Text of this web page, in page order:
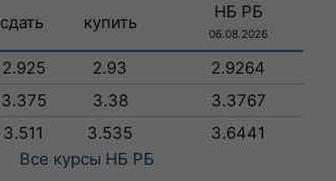
сдать купить
НБ РБ
06.08.2026
2.925 2.93
2.9264
3.375 3.38
3.3767
3.511 3.535
3.6441
Все курсы НБ РБ